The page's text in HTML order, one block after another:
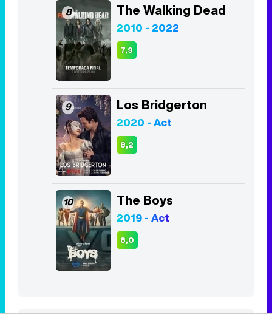
8 The Walking Dead
2010 - 2022
7,9
9 Los Bridgerton
2020 - Act
8,2
10 The Boys
2019 - Act
8,0